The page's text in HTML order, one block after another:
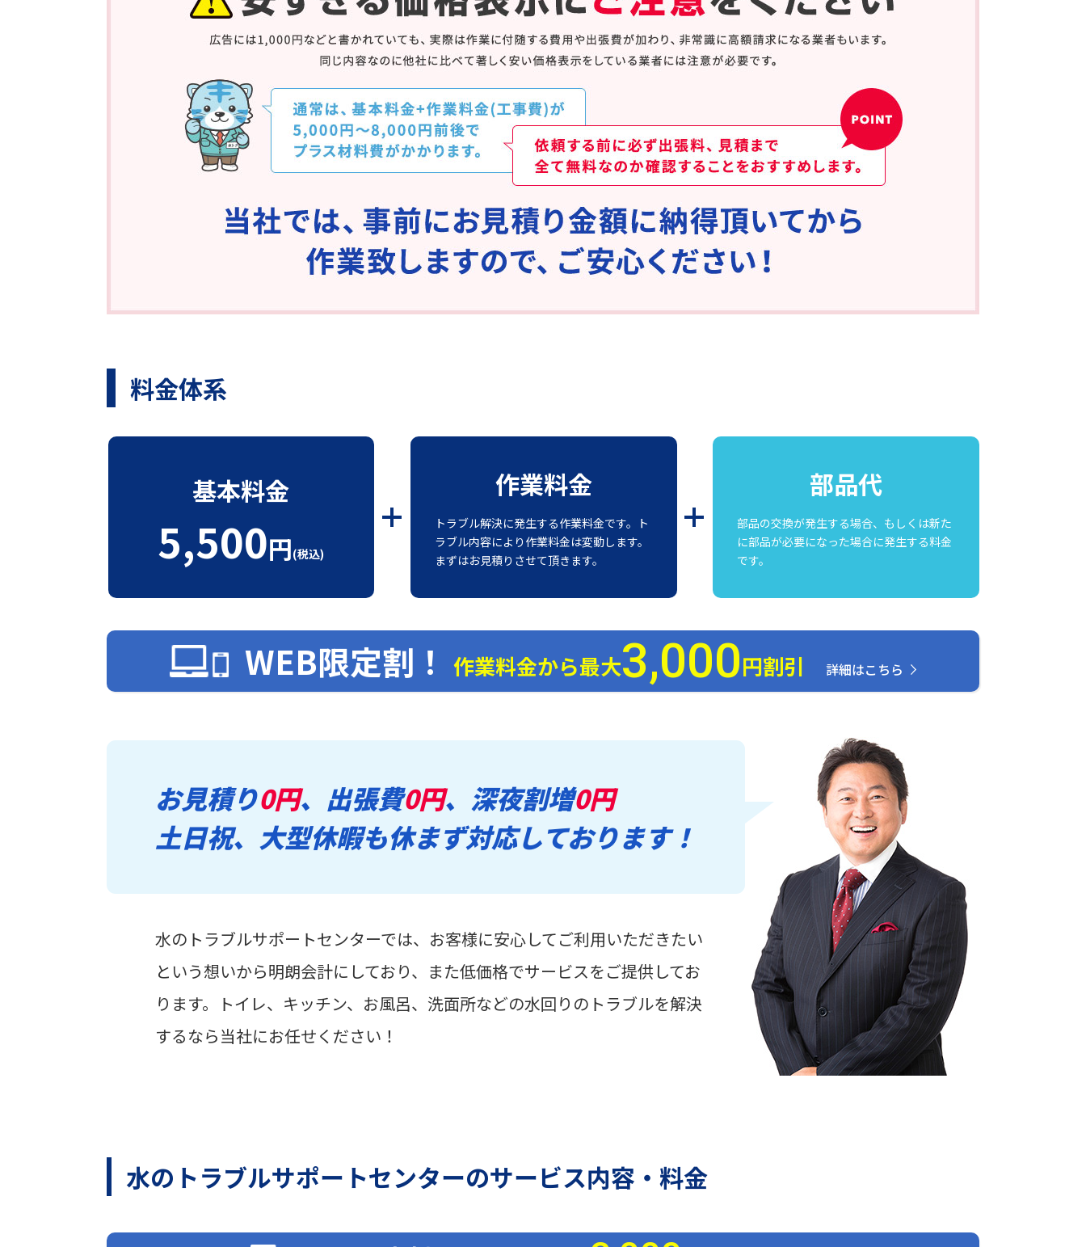
料金体系
基本料金
5,500円(税込)
作業料金
トラブル解決に発生する作業料金です。ト
ラブル内容により作業料金は変動します。
まずはお見積りさせて頂きます。
部品代
部品の交換が発生する場合、もしくは新た
に部品が必要になった場合に発生する料金
です。
WEB限定割！ 作業料金から最大3,000円割引 詳細はこちら
お見積り0円、出張費0円、深夜割増0円
土日祝、大型休暇も休まず対応しております！
水のトラブルサポートセンターでは、お客様に安心してご利用いただきたい
という想いから明朗会計にしており、また低価格でサービスをご提供してお
ります。トイレ、キッチン、お風呂、洗面所などの水回りのトラブルを解決
するなら当社にお任せください！
水のトラブルサポートセンターのサービス内容・料金